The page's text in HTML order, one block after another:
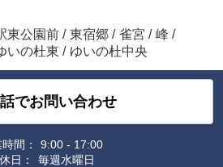
東公園前 / 東宿郷 / 雀宮 / 峰 /
いの杜東 / ゆいの杜中央
でお問い合わせ
間：
9:00 - 17:00
日：
毎週水曜日